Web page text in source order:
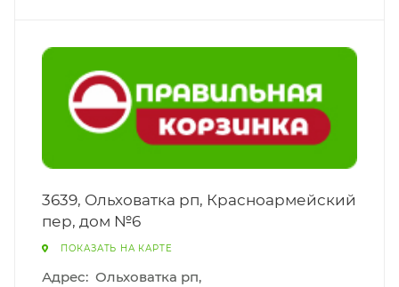
3639, Ольховатка рп, Красноармейский
пер, дом №6
ПОКАЗАТЬ НА КАРТЕ
Адрес: Ольховатка рп,